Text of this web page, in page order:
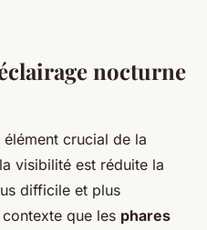
nocturne
élément crucial de la
visibilité est réduite la
difficile et plus
contexte que les phares